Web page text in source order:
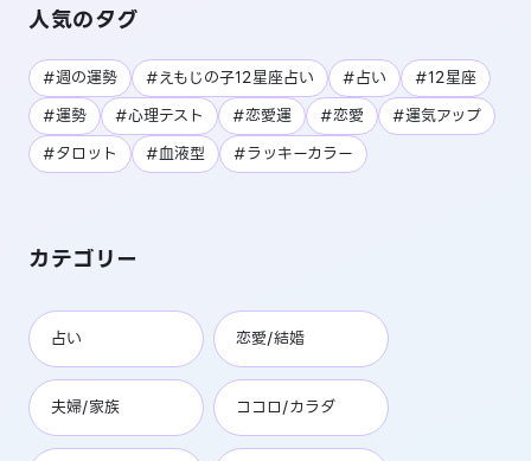
人気のタグ
#週の運勢 #えもじの子12星座占い #占い
#12星座
#運勢
#心理テスト #恋愛運 #恋愛
#運気アップ
#タロット
#血液型 #ラッキーカラー
カテゴリー
占い 恋愛/結婚
夫婦/家族 ココロ/カラダ